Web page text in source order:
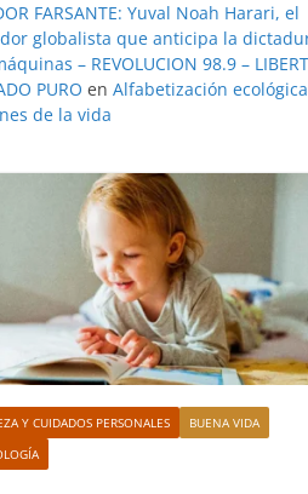
FARSANTE: Yuval Noah Harari, el
globalista que anticipa la
– REVOLUCION 98.9 –
PURO en Alfabetización
de la vida
Y CUIDADOS PERSONALES
BUENA VIDA